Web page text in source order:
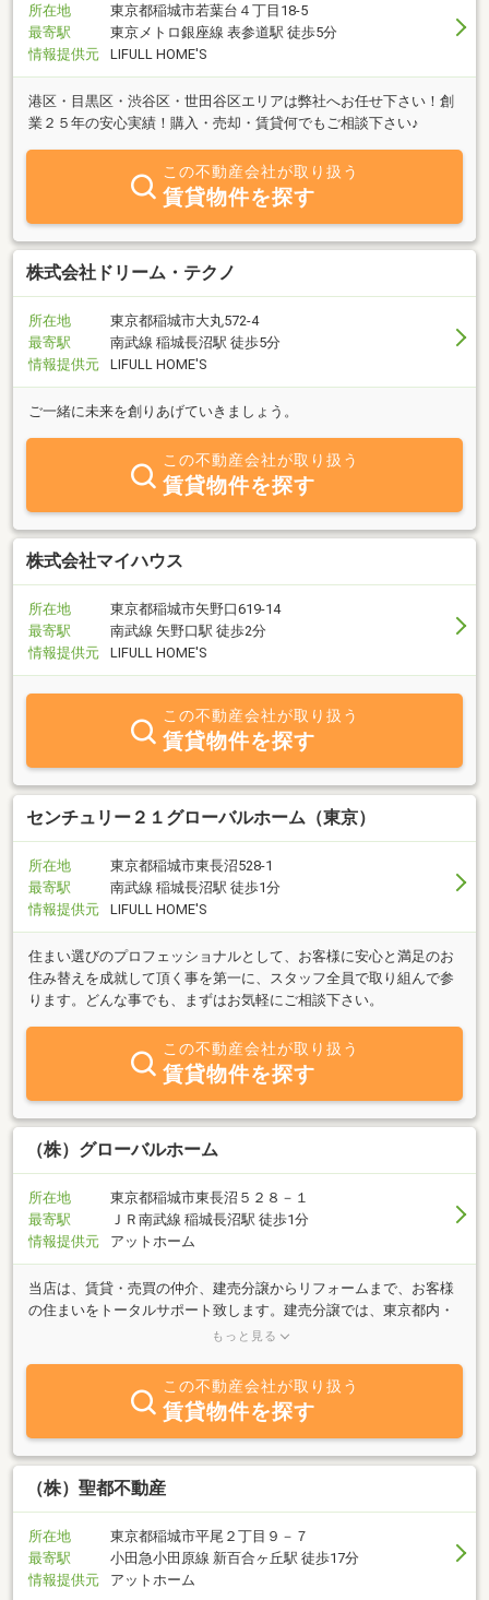
所在地
東京都稲城市若葉台４丁目18-5
最寄駅
東京メトロ銀座線 表参道駅 徒歩5分
情報提供元
LIFULL HOME'S
港区・目黒区・渋谷区・世田谷区エリアは弊社へお任せ下さい！創
業２５年の安心実績！購入・売却・賃貸何でもご相談下さい♪
この不動産会社が取り扱う
賃貸物件を探す
株式会社ドリーム・テクノ
所在地
東京都稲城市大丸572-4
最寄駅
南武線 稲城長沼駅 徒歩5分
情報提供元
LIFULL HOME'S
ご一緒に未来を創りあげていきましょう。
この不動産会社が取り扱う
賃貸物件を探す
株式会社マイハウス
所在地
東京都稲城市矢野口619-14
最寄駅
南武線 矢野口駅 徒歩2分
情報提供元
LIFULL HOME'S
この不動産会社が取り扱う
賃貸物件を探す
センチュリー２１グローバルホーム（東京）
所在地
東京都稲城市東長沼528-1
最寄駅
南武線 稲城長沼駅 徒歩1分
情報提供元
LIFULL HOME'S
住まい選びのプロフェッショナルとして、お客様に安心と満足のお
住み替えを成就して頂く事を第一に、スタッフ全員で取り組んで参
ります。どんな事でも、まずはお気軽にご相談下さい。
この不動産会社が取り扱う
賃貸物件を探す
（株）グローバルホーム
所在地
東京都稲城市東長沼５２８－１
最寄駅
ＪＲ南武線 稲城長沼駅 徒歩1分
情報提供元
アットホーム
当店は、賃貸・売買の仲介、建売分譲からリフォームまで、お客様
の住まいをトータルサポート致します。建売分譲では、東京都内・
神奈川県川崎市・横浜市等へ広域に展開し、お客さまに「感動・感
って何が必要かを追求し、あらゆるニーズにお応えするのはもちろ
ん、取引を通じて、お客様に感動していただくことが第一と考えて
おります。 不動産のプロであるグローバルホームスタッフが、お
客様にご希望の不動産探しを真心込めてお手伝い致します。
もっと見る
この不動産会社が取り扱う
賃貸物件を探す
（株）聖都不動産
所在地
東京都稲城市平尾２丁目９－７
最寄駅
小田急小田原線 新百合ヶ丘駅 徒歩17分
情報提供元
アットホーム